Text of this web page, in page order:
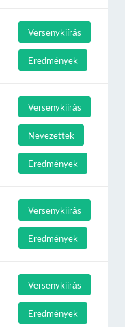
Versenykiírás
Eredmények
Versenykiírás
Nevezettek
Eredmények
Versenykiírás
Eredmények
Versenykiírás
Eredmények